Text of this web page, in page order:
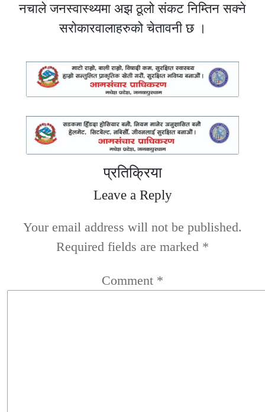
नचाले जनस्वास्थ्यमा अझ ठूलो संकट निम्तिन सक्ने
सरोकारवालाहरुको चेतावनी छ ।
प्रतिक्रिया
Leave a Reply
Your email address will not be published.
Required fields are marked *
Comment *